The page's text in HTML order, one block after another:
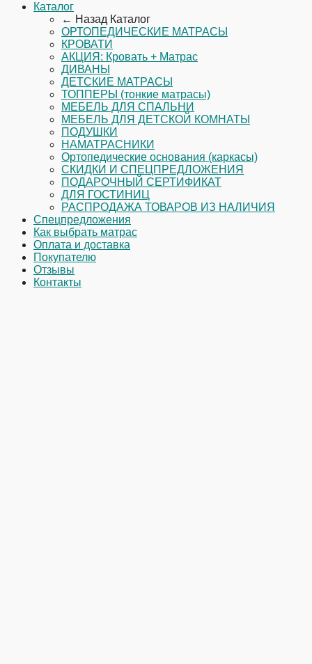
Каталог
← Назад Каталог
ОРТОПЕДИЧЕСКИЕ МАТРАСЫ
КРОВАТИ
АКЦИЯ: Кровать + Матрас
ДИВАНЫ
ДЕТСКИЕ МАТРАСЫ
ТОППЕРЫ (тонкие матрасы)
МЕБЕЛЬ ДЛЯ СПАЛЬНИ
МЕБЕЛЬ ДЛЯ ДЕТСКОЙ КОМНАТЫ
ПОДУШКИ
НАМАТРАСНИКИ
Ортопедические основания (каркасы)
СКИДКИ И СПЕЦПРЕДЛОЖЕНИЯ
ПОДАРОЧНЫЙ СЕРТИФИКАТ
ДЛЯ ГОСТИНИЦ
РАСПРОДАЖА ТОВАРОВ ИЗ НАЛИЧИЯ
Спецпредложения
Как выбрать матрас
Оплата и доставка
Покупателю
Отзывы
Контакты